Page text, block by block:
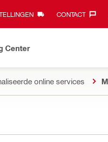
CONTACT‎
Center
online services